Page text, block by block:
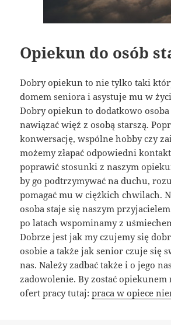
Opiekun do osób
Dobry opiekun to nie tylko taki
domem seniora i asystuje mu w
Dobry opiekun to dodatkowo
nawiązać więź z osobą starszą.
konwersację, wspólne hobby czy
możemy złapać odpowiedni
poprawić stosunki z naszym
by go podtrzymywać na duchu,
pomagać mu w ciężkich chwilach.
osoba staje się naszym
po latach wspominamy z
Dobrze jest jak my czujemy się
osobie a także jak senior czuje się
nas. Należy zadbać także i o jego
zadowolenie. By zostać opiekunem
ofert pracy tutaj:praca w opiece